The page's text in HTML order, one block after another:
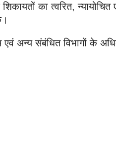
का त्वरित,
अन्य संबंधित विभागों के